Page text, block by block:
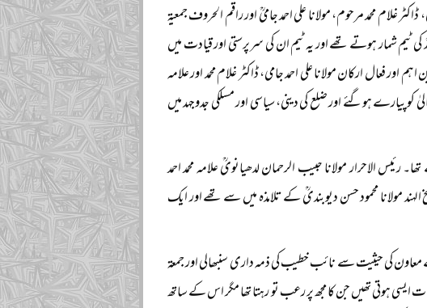
غلام محمد مرحوم، مولانا علی احمد جامیؒ اور راقم الحروف جمعیۃ
ٹیم شمار ہوتے تھے اور یہ ٹیم ان کی سرپرستی اور قیادت میں
فعال ارکان مولانا علی احمد جامی، ڈاکٹر غلام محمد اور علامہ
کو پیارے ہوگئے اور ضلع کی دینی، سیاسی اور مسلکی جدوجہد میں
رئیس الاحرار مولانا حبیب الرحمان لدھیانویؒ علامہ محمد احمد
مولانا محمود حسن دیوبندیؒ کے تلامذہ میں سے تھے اور ایک
کے معاون کی حیثیت سے نائب خطیب کی ذمہ داری سنبھالی اور جمعۃ
ایسی ہوتی تھیں جن کا مجھ پر رعب تو رہتا تھا مگر اس کے ساتھ